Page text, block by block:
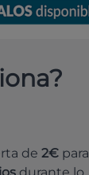
de 2€ para